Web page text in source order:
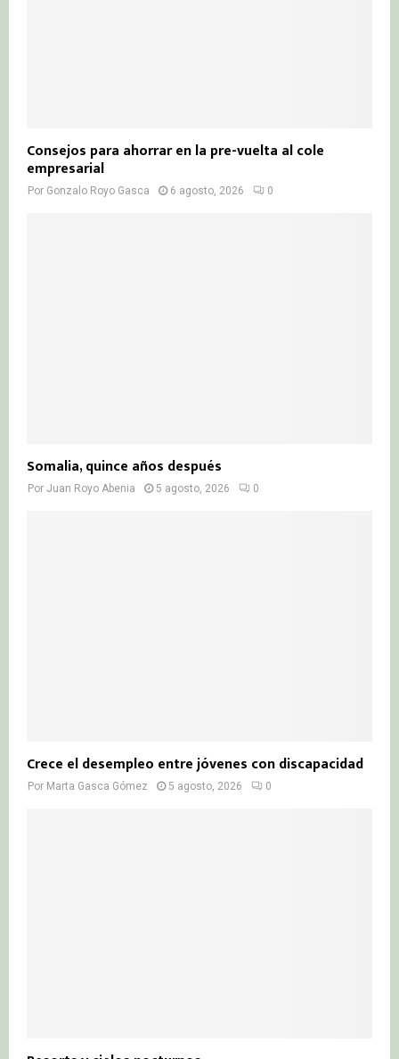
Consejos para ahorrar en la pre-vuelta al cole
empresarial
Por Gonzalo Royo Gasca 6 agosto, 2026 0
Somalia, quince años después
Por Juan Royo Abenia 5 agosto, 2026 0
Crece el desempleo entre jóvenes con discapacidad
Por Marta Gasca Gómez 5 agosto, 2026 0